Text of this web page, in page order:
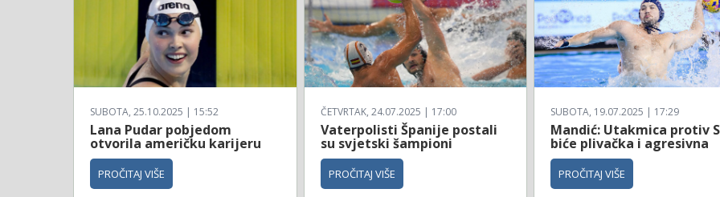
SUBOTA, 25.10.2025 | 15:52
Lana Pudar pobjedom
otvorila američku karijeru
PROČITAJ VIŠE
ČETVRTAK, 24.07.2025 | 17:00
Vaterpolisti Španije postali
su svjetski šampioni
PROČITAJ VIŠE
SUBOTA, 19.07.2025 | 17:29
Mandić: Utakmica protiv
biće plivačka i agresivna
PROČITAJ VIŠE